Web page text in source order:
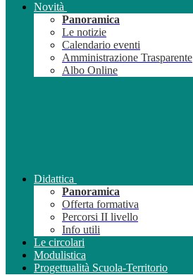
Novità
Panoramica
Le notizie
Calendario eventi
Amministrazione Trasparente
Albo Online
Didattica
Panoramica
Offerta formativa
Percorsi II livello
Info utili
Le circolari
Modulistica
Progettualità Scuola-Territorio